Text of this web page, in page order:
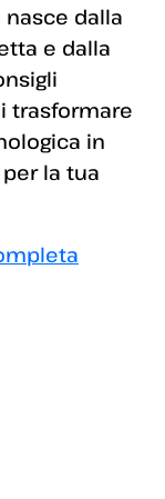
dalla
e dalla
trasformare
in
la tua